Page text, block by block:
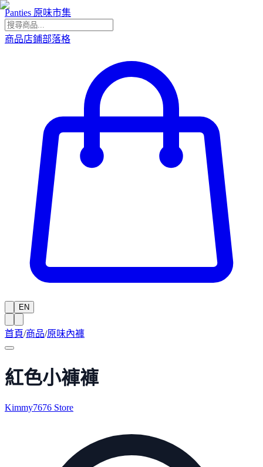
Panties 原味市集
商品店鋪部落格
EN
首頁/商品/原味內褲
紅色小褲褲
Kimmy7676 Store